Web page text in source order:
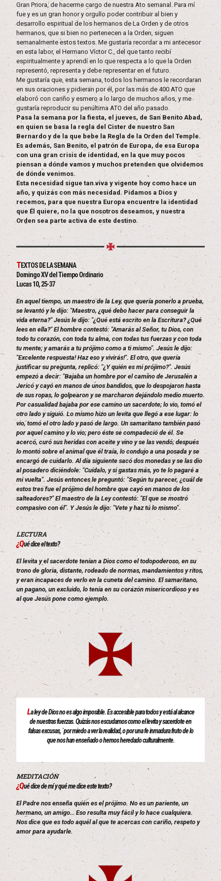
Gran Priora, de hacerme cargo de nuestra Ato semanal. Para mí
fue y es un gran honor y orgullo poder contribuir al bien y
desarrollo espiritual de los hermanos de La Orden y de otros
hermanos, que si bien no pertenecen a la Orden, siguen
semanalmente estos textos. Me gustaría recordar a mi antecesor
en esta labor, el Hermano Víctor C., del que tanto recibí
espiritualmente y aprendí en lo que respecta a lo que la Orden
representó, representa y debe representar en el futuro.
Me gustaría que, esta semana, todos los hermanos le recordaran
en sus oraciones y pidieran por él, por las más de 400 ATO que
elaboró con cariño y esmero a lo largo de muchos años, y me
gustaría reproducir su penúltima ATO del año pasado.
Pasa la semana por la fiesta, el jueves, de San Benito Abad,
en quien se basa la regla del Cister de nuestro San
Bernardo y de la que bebe la Regla de la Orden del Temple.
Es además, San Benito, el patrón de Europa, de esa Europa
con una gran crisis de identidad, en la que muy pocos
piensan a dónde vamos y muchos pretenden que olvidemos
de dónde venimos.
Esta necesidad sigue tan viva y vigente hoy como hace un
año, y quizás con más necesidad. Pidamos a Dios y
recemos, para que nuestra Europa encuentre la identidad
que Él quiere, no la que nosotros deseamos, y nuestra
Orden sea parte activa de este destino.
TEXTOS DE LA SEMANA
Domingo XV del Tiempo Ordinario
Lucas 10, 25-37
En aquel tiempo, un maestro de la Ley, que quería ponerlo a prueba,
se levantó y le dijo: "Maestro, ¿qué debo hacer para conseguir la
vida eterna?" Jesús le dijo: "¿Qué está escrito en la Escritura? ¿Qué
lees en ella?" El hombre contestó: "Amarás al Señor, tu Dios, con
todo tu corazón, con toda tu alma, con todas tus fuerzas y con toda
tu mente; y amarás a tu prójimo como a ti mismo". Jesús le dijo:
"Excelente respuesta! Haz eso y vivirás!". El otro, que quería
justificar su pregunta, replicó: "¿Y quién es mi prójimo?". Jesús
empezó a decir: "Bajaba un hombre por el camino de Jerusalén a
Jericó y cayó en manos de unos bandidos, que lo despojaron hasta
de sus ropas, lo golpearon y se marcharon dejándolo medio muerto.
Por casualidad bajaba por ese camino un sacerdote; lo vio, tomó el
otro lado y siguió. Lo mismo hizo un levita que llegó a ese lugar: lo
vio, tomó el otro lado y pasó de largo. Un samaritano también pasó
por aquel camino y lo vio; pero éste se compadeció de él. Se
acercó, curó sus heridas con aceite y vino y se las vendó; después
lo montó sobre el animal que él traía, lo condujo a una posada y se
encargó de cuidarlo. Al día siguiente sacó dos monedas y se las dio
al posadero diciéndole: "Cuídalo, y si gastas más, yo te lo pagaré a
mi vuelta". Jesús entonces le preguntó: "Según tu parecer, ¿cuál de
estos tres fue el prójimo del hombre que cayó en manos de los
salteadores?" El maestro de la Ley contestó: "El que se mostró
compasivo con él". Y Jesús le dijo: "Vete y haz tú lo mismo".
LECTURA
¿Qué dice el texto?
El levita y el sacerdote tenían a Dios como el todopoderoso, en su
trono de gloria, distante, rodeado de normas, mandamientos y ritos,
y eran incapaces de verlo en la cuneta del camino. El samaritano,
un pagano, un excluido, lo tenía en su corazón misericordioso y es
al que Jesús pone como ejemplo.
La ley de Dios no es algo imposible. Es accesible para todos y está al alcance
de nuestras fuerzas. Quizás nos escudamos como el levita y sacerdote en
falsas excusas, `por miedo a ver la realidad, o por una fe inmadura fruto de lo
que nos han enseñado o hemos heredado culturalmente.
MEDITACIÓN
¿Qué dice de mí y qué me dice este texto?
El Padre nos enseña quién es el prójimo. No es un pariente, un
hermano, un amigo… Eso resulta muy fácil y lo hace cualquiera.
Nos dice que es todo aquél al que te acercas con cariño, respeto y
amor para ayudarle.